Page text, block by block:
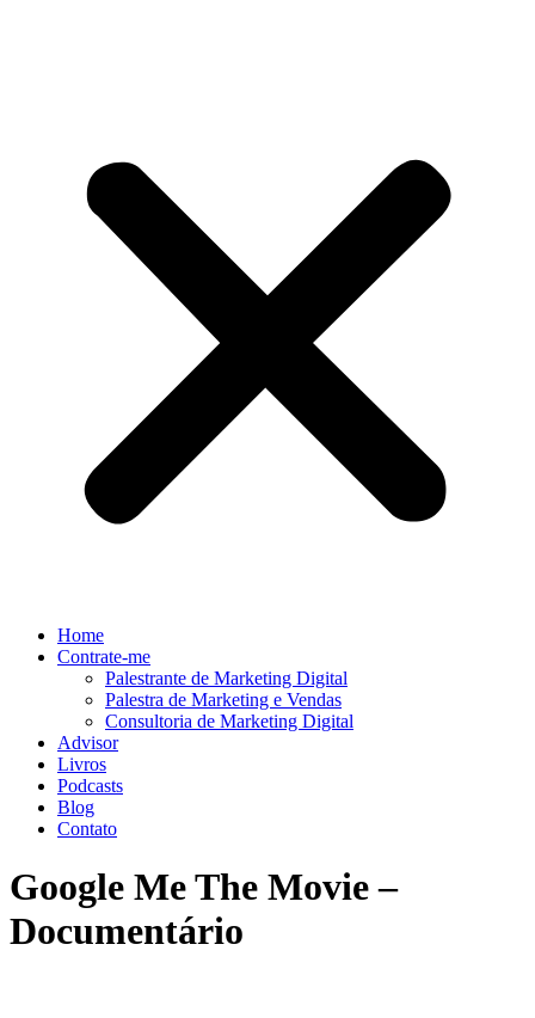
Home
Contrate-me
Palestrante de Marketing Digital
Palestra de Marketing e Vendas
Consultoria de Marketing Digital
Advisor
Livros
Podcasts
Blog
Contato
Google Me The Movie –
Documentário